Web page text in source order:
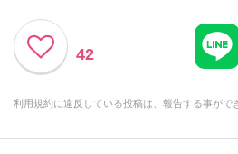
42
利用規約に違反している投稿は、報告する事がで